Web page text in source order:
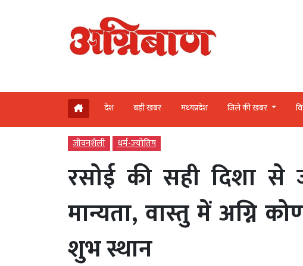
देश बड़ी खबर मध्‍यप्रदेश जिले की खबर
जीवनशैली धर्म-ज्‍योतिष
रसोई की सही दिशा से
मान्यता, वास्तु में अग्नि
शुभ स्थान